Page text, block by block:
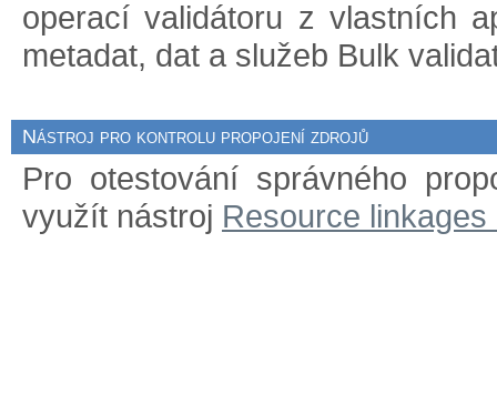
operací validátoru z vlastních
metadat, dat a služeb Bulk
Nástroj pro kontrolu propojení zdrojů
Pro otestování správného
využít nástroj Resource